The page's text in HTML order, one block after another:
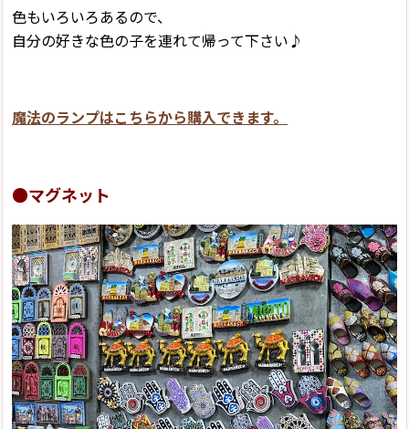
色もいろいろあるので、
自分の好きな色の子を連れて帰って下さい♪
魔法のランプはこちらから購入できます。
●マグネット